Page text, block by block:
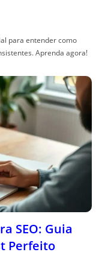
para entender como
Aprenda agora!
SEO: Guia
Perfeito